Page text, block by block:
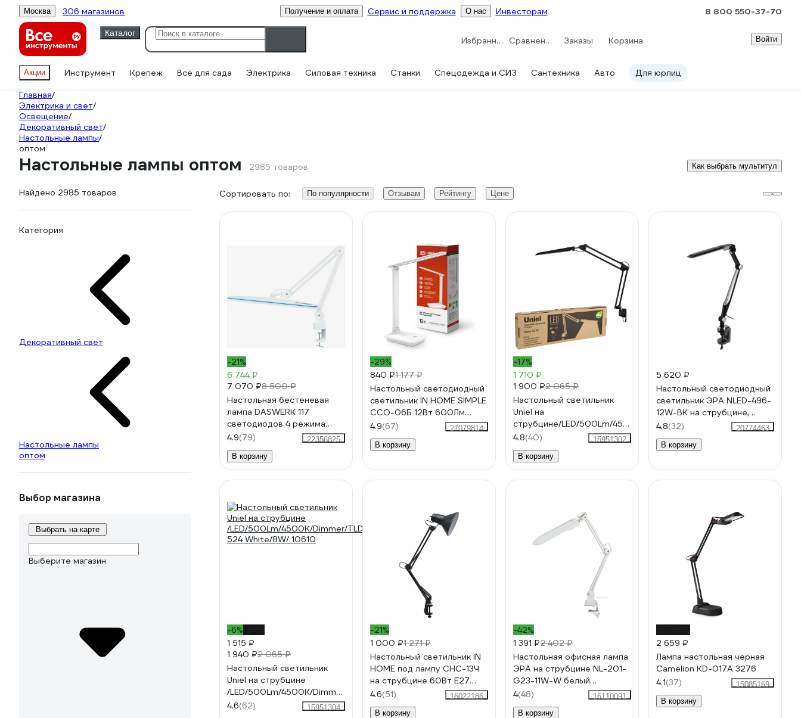
Москва 306 магазинов Получение и оплата Сервис и поддержка О нас Инвесторам 8 800 550-37-70
Каталог
Избранное Сравнение Заказы Корзина Войти
Акции Инструмент Крепеж Всё для сада Электрика Силовая техника Станки Спецодежда и СИЗ Сантехника Авто Для юрлиц
Главная/
Электрика и свет/
Освещение/
Декоративный свет/
Настольные лампы/
оптом
Настольные лампы оптом 2985 товаров Как выбрать мультитул
Найдено 2985 товаров
Категория
Декоративный свет
Настольные лампы
оптом
Выбор магазина
Выбрать на карте
Выберите магазин
Сортировать по: По популярности Отзывам Рейтингу Цене
-21%
6 744 ₽
7 070 ₽8 500 ₽
Настольная бестеневая
лампа DASWERK 117
светодиодов 4 режима
яркости 237954
4.9(79)
22356825
В корзину
-29%
840 ₽1 177 ₽
Настольный светодиодный
светильник IN HOME SIMPLE
ССО-06Б 12Вт 600Лм
сенсорный, с подставкой п/
тел, с адаптером БЕЛЫЙ
4690612036519
4.9(67)
27079814
В корзину
-17%
1 710 ₽
1 900 ₽2 065 ₽
Настольный светильник
Uniel на
струбцине/LED/500Lm/4500K/Dimmer/TLD-
524 Black/8W/ 10608
4.8(40)
15951302
В корзину
5 620 ₽
Настольный светодиодный
светильник ЭРА NLED-496-
12W-BK на струбцине,
черный Б0052767
4.8(32)
20774463
В корзину
-6%
1 515 ₽
1 940 ₽2 065 ₽
Настольный светильник
Uniel на струбцине
/LED/500Lm/4500K/Dimmer/TLD-
524 White/8W/ 10610
4.6(62)
15951304
-21%
1 000 ₽1 271 ₽
Настольный светильник IN
HOME под лампу СНС-13Ч
на струбцине 60Вт E27
ЧЕРНЫЙ коробка
4690612012735
4.6(51)
16022186
В корзину
-42%
1 391 ₽2 402 ₽
Настольная офисная лампа
ЭРА на струбцине NL-201-
G23-11W-W белый
C0041457
4(48)
16110091
В корзину
2 659 ₽
Лампа настольная черная
Camelion KD-017A 3276
4.1(37)
15085169
В корзину